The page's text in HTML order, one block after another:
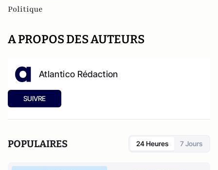
Politique
A PROPOS DES AUTEURS
Atlantico Rédaction
SUIVRE
POPULAIRES 24 Heures 7 Jours